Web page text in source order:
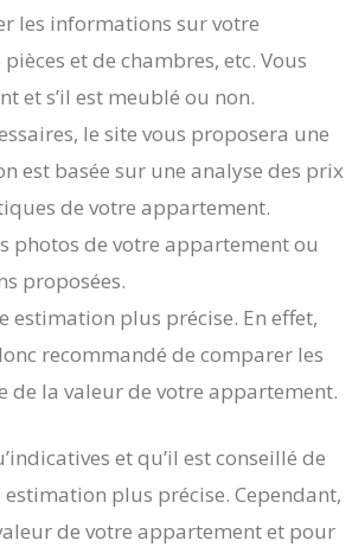
les informations sur votre
et de chambres, etc. Vous
et s’il est meublé ou non.
le site vous proposera une
est basée sur une analyse des prix
de votre appartement.
photos de votre appartement ou
proposées.
estimation plus précise. En effet,
recommandé de comparer les
de la valeur de votre appartement.
et qu’il est conseillé de
plus précise. Cependant,
de votre appartement et pour